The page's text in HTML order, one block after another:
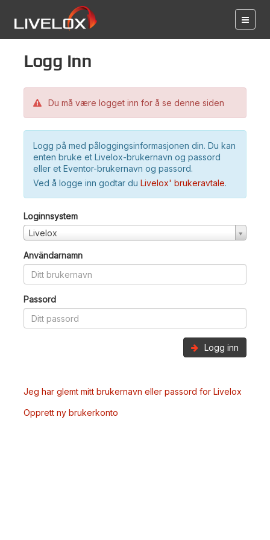
Logg inn
Du må være logget inn for å se denne siden
Logg på med påloggingsinformasjonen din. Du kan
enten bruke et Livelox-brukernavn og passord
eller et Eventor-brukernavn og passord.
Ved å logge inn godtar du Livelox' brukeravtale.
Loginnsystem
Livelox
Användarnamn
Passord
Logg inn
Jeg har glemt mitt brukernavn eller passord for Livelox
Opprett ny brukerkonto